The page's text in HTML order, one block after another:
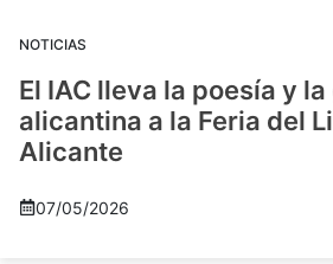
NOTICIAS
El IAC lleva la poesía y
alicantina a la Feria del
Alicante
07/05/2026